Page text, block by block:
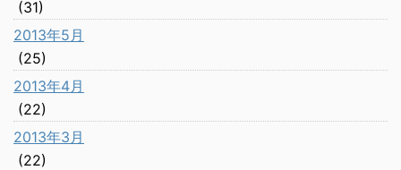
(31)
2013年5月
(25)
2013年4月
(22)
2013年3月
(22)